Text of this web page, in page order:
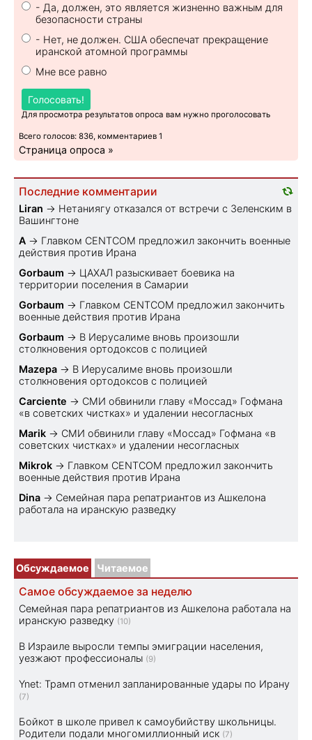
- Да, должен, это является жизненно важным для
безопасности страны
- Нет, не должен. США обеспечат прекращение
иранской атомной программы
Мне все равно
Голосовать!
Для просмотра результатов опроса вам нужно проголосовать
Всего голосов: 836, комментариев 1
Страница опроса »
Последние комментарии
Liran → Нетаниягу отказался от встречи с Зеленским в
Вашингтоне
A → Главком CENTCOM предложил закончить военные
действия против Ирана
Gorbaum → ЦАХАЛ разыскивает боевика на
территории поселения в Самарии
Gorbaum → Главком CENTCOM предложил закончить
военные действия против Ирана
Gorbaum → В Иерусалиме вновь произошли
столкновения ортодоксов с полицией
Mazepa → В Иерусалиме вновь произошли
столкновения ортодоксов с полицией
Carciente → СМИ обвинили главу «Моссад» Гофмана
«в советских чистках» и удалении несогласных
Marik → СМИ обвинили главу «Моссад» Гофмана «в
советских чистках» и удалении несогласных
Mikrok → Главком CENTCOM предложил закончить
военные действия против Ирана
Dina → Семейная пара репатриантов из Ашкелона
работала на иранскую разведку
Обсуждаемое Читаемое
Самое обсуждаемое за неделю
Семейная пара репатриантов из Ашкелона работала на
иранскую разведку (10)
В Израиле выросли темпы эмиграции населения,
уезжают профессионалы (9)
Ynet: Трамп отменил запланированные удары по Ирану
(7)
Бойкот в школе привел к самоубийству школьницы.
Родители подали многомиллионный иск (7)